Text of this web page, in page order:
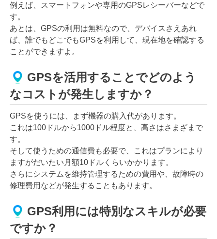
例えば、スマートフォンや専用のGPSレシーバーなどで
す。
あとは、GPSの利用は無料なので、デバイスさえあれ
ば、誰でもどこでもGPSを利用して、現在地を確認する
ことができますよ。
GPSを活用することでどのよう
なコストが発生しますか？
GPSを使うには、まず機器の購入代があります。
これは100ドルから1000ドル程度と、高さはさまざまで
す。
そして使うための通信費も必要で、これはプランにより
ますがだいたい月額10ドルくらいかかります。
さらにシステムを維持管理するための費用や、故障時の
修理費用などが発生することもあります。
GPS利用には特別なスキルが必要
ですか？